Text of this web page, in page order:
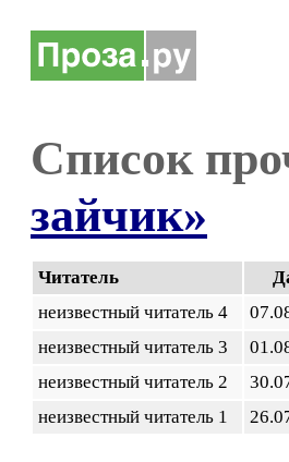
Список
зайчик»
Читатель
неизвестный читатель 4
неизвестный читатель 3
неизвестный читатель 2
неизвестный читатель 1